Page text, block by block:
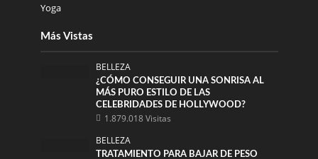
Yoga
Más Vistas
BELLEZA
¿CÓMO CONSEGUIR UNA SONRISA AL
MÁS PURO ESTILO DE LAS
CELEBRIDADES DE HOLLYWOOD?
1.879.018 Visitas
BELLEZA
TRATAMIENTO PARA BAJAR DE PESO